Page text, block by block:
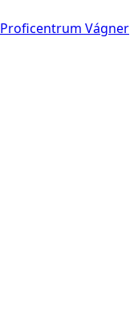
Proficentrum Vágner